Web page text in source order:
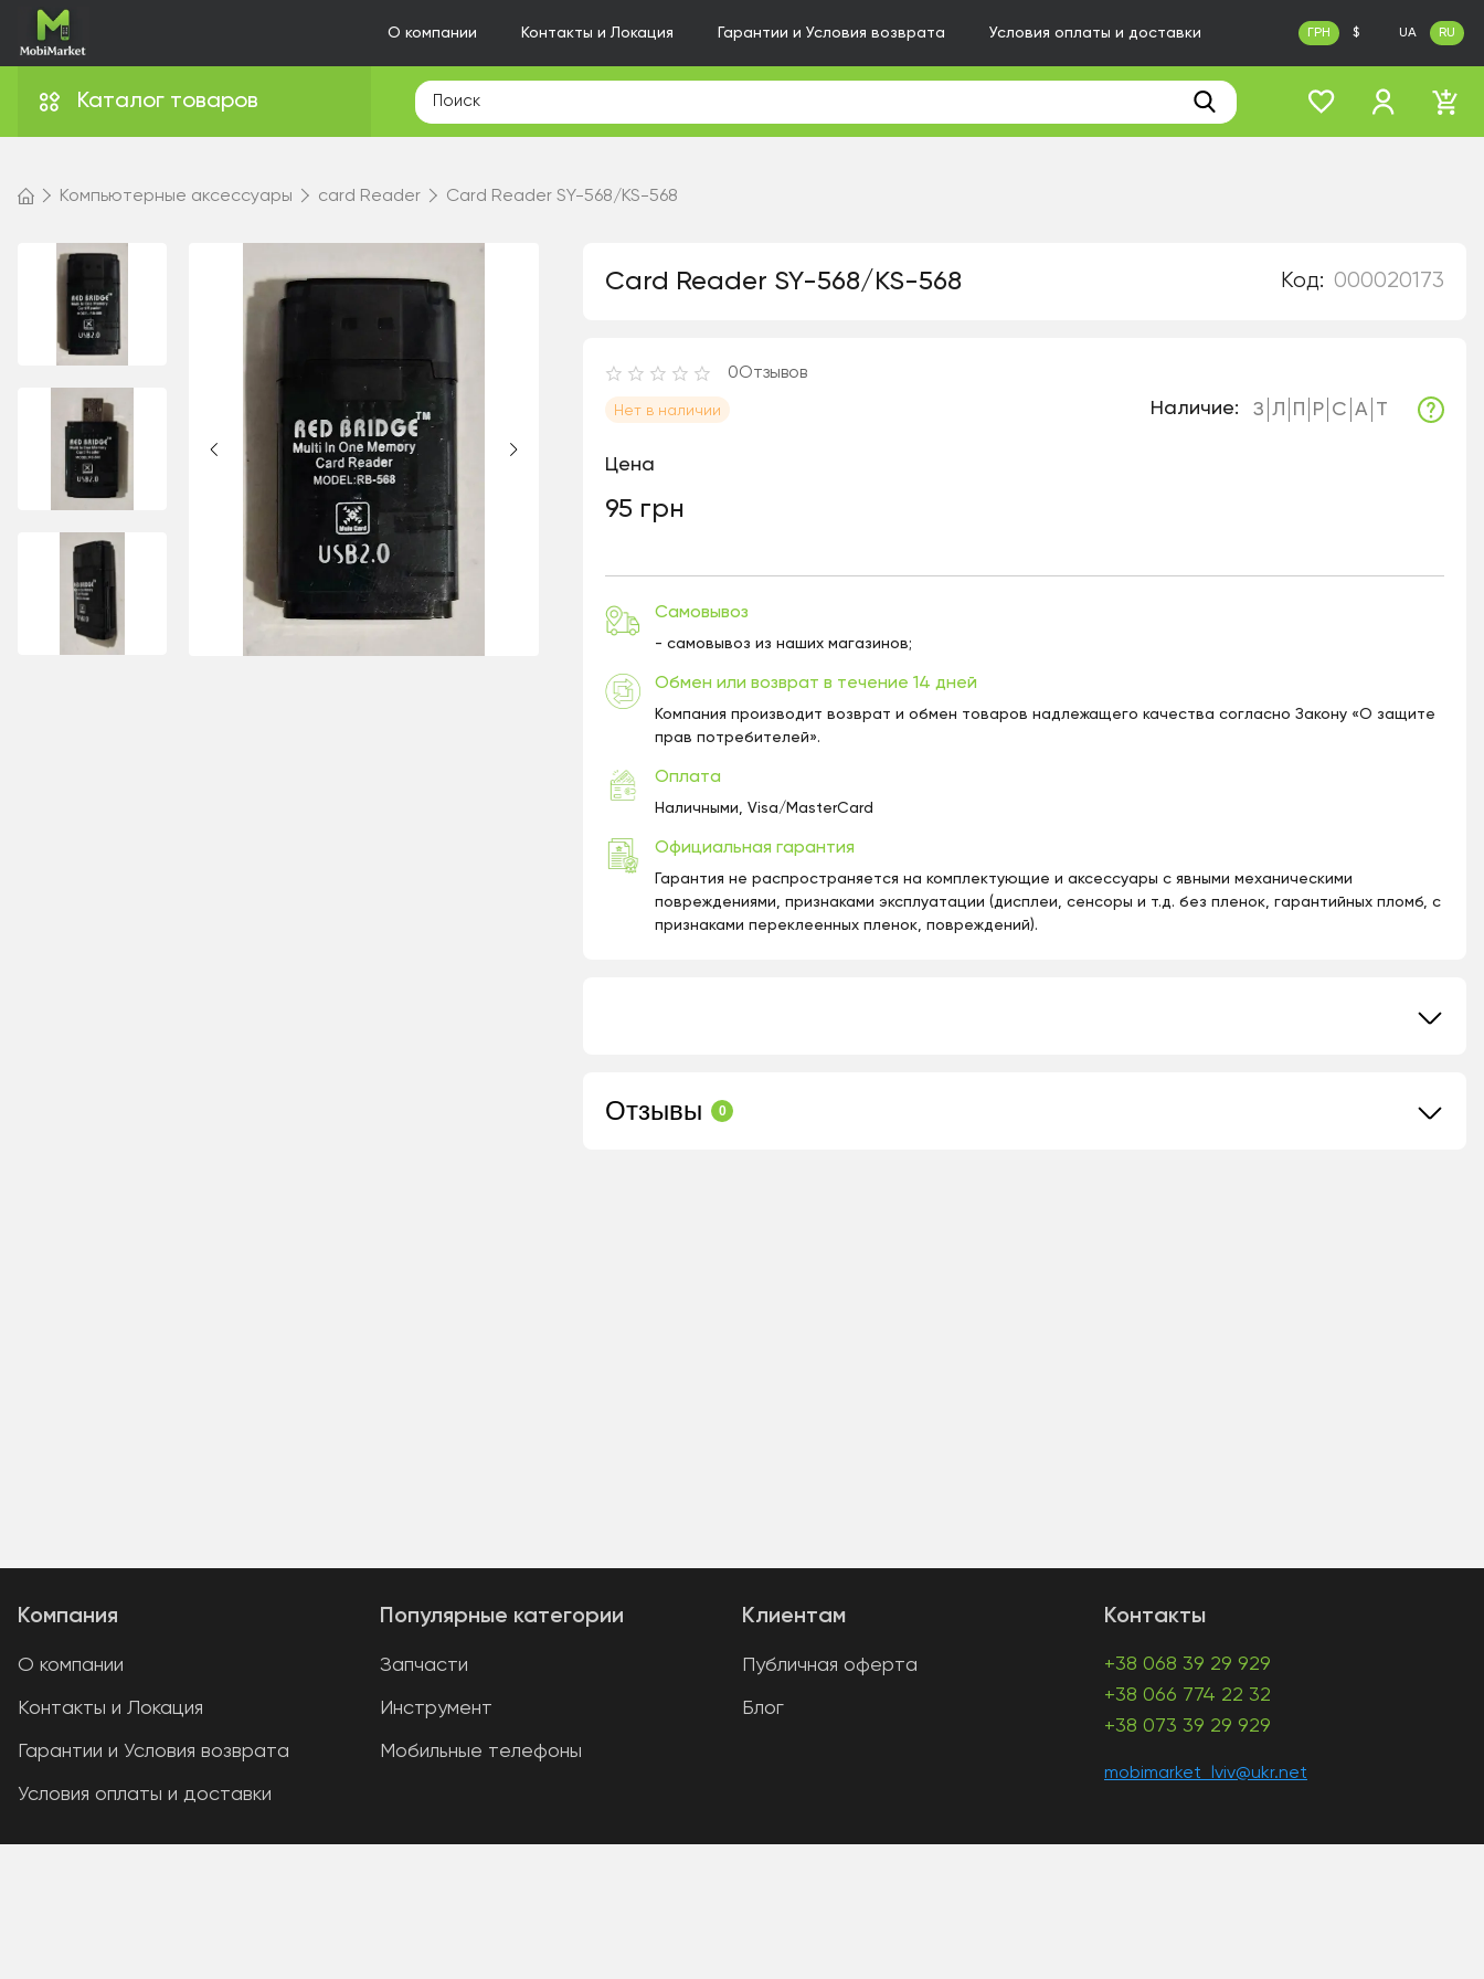
О компании Контакты и Локация Гарантии и Условия возврата Условия оплаты и доставки ГРН $ UA RU
Каталог товаров
Компьютерные аксессуары card Reader Card Reader SY-568/KS-568
Card Reader SY-568/KS-568 Код: 000020173
0Отзывов
Нет в наличии Наличие: З Л П Р С А Т
Цeна
95 грн
Самовывоз
- самовывоз из наших магазинов;
Обмен или возврат в течение 14 дней
Компания производит возврат и обмен товаров надлежащего качества согласно Закону «О защите
прав потребителей».
Оплата
Наличными, Visa/MasterCard
Официальная гарантия
Гарантия не распространяется на комплектующие и аксессуары с явными механическими
повреждениями, признаками эксплуатации (дисплеи, сенсоры и т.д. без пленок, гарантийных пломб, с
признаками переклеенных пленок, повреждений).
Отзывы 0
Контакты
+38 068 39 29 929
+38 066 774 22 32
+38 073 39 29 929
mobimarket_lviv@ukr.net
Клиентам
Публичная оферта
Блог
Популярные категории
Запчасти
Инструмент
Мобильные телефоны
Компания
О компании
Контакты и Локация
Гарантии и Условия возврата
Условия оплаты и доставки